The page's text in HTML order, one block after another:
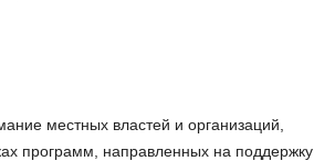
местных властей и организаций,
программ, направленных на поддержку